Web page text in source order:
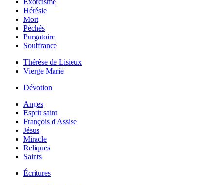
Exorcisme
Hérésie
Mort
Péchés
Purgatoire
Souffrance
Thérèse de Lisieux
Vierge Marie
Dévotion
Anges
Esprit saint
François d'Assise
Jésus
Miracle
Reliques
Saints
Écritures